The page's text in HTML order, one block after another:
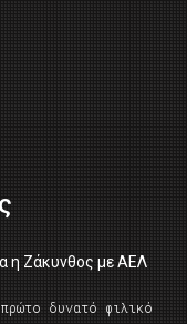
η Ζάκυνθος με ΑΕΛ
δυνατό φιλικό